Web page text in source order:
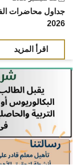
2026
اقرأ المزيد